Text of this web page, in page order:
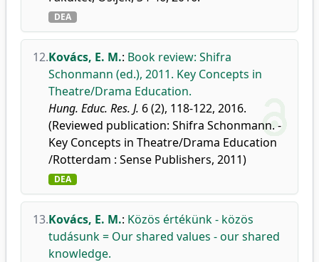
DEA
12.Kovács, E. M.: Book review: Shifra
Schonmann (ed.), 2011. Key Concepts in
Theatre/Drama Education.
Hung. Educ. Res. J. 6 (2), 118-122, 2016.
(Reviewed publication: Shifra Schonmann. -
Key Concepts in Theatre/Drama Education
/Rotterdam : Sense Publishers, 2011)
DEA
13.Kovács, E. M.: Közös értékünk - közös
tudásunk = Our shared values - our shared
knowledge.